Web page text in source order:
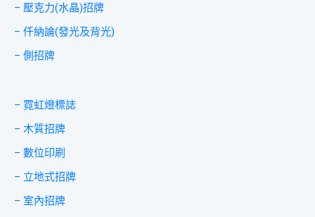
– 壓克力(水晶)招牌
– 仟納論(發光及背光)
– 側招牌
– 霓虹燈標誌
– 木質招牌
– 數位印刷
– 立地式招牌
– 室內招牌